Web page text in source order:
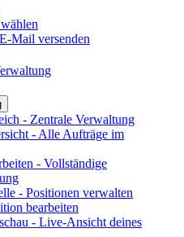
Mail versenden
- Zentrale Verwaltung
- Alle Aufträge im
- Vollständige
- Positionen verwalten
bearbeiten
- Live-Ansicht deines